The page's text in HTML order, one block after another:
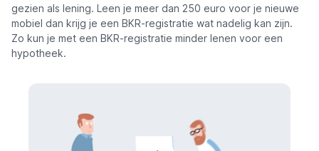
gezien als lening. Leen je meer dan 250 euro voor je nieuwe
mobiel dan krijg je een BKR-registratie wat nadelig kan zijn.
Zo kun je met een BKR-registratie minder lenen voor een
hypotheek.